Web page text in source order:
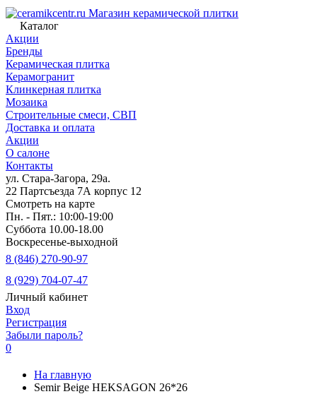
Магазин керамической плитки
Каталог
Акции
Бренды
Керамическая плитка
Керамогранит
Клинкерная плитка
Мозаика
Строительные смеси, СВП
Доставка и оплата
Акции
О салоне
Контакты
ул. Стара-Загора, 29а.
22 Партсъезда 7А корпус 12
Смотреть на карте
Пн. - Пят.: 10:00-19:00
Суббота 10.00-18.00
Воскресенье-выходной
8 (846) 270-90-97
8 (929) 704-07-47
Личный кабинет
Вход
Регистрация
Забыли пароль?
0
На главную
Semir Beige HEKSAGON 26*26